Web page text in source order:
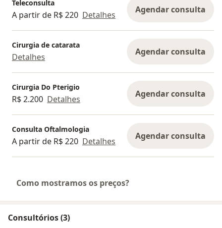
Teleconsulta
A partir de R$ 220 Detalhes Agendar consulta
Cirurgia de catarata
Detalhes Agendar consulta
Cirurgia Do Pterigio
R$ 2.200 Detalhes Agendar consulta
Consulta Oftalmologia
A partir de R$ 220 Detalhes Agendar consulta
Como mostramos os preços?
Consultórios (3)